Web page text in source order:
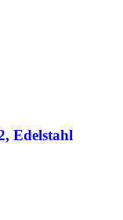
Edelstahl